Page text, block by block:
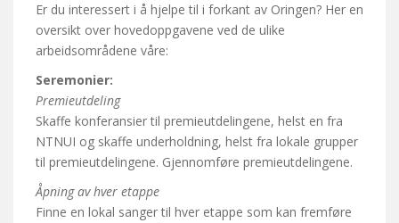
Er du interessert i å hjelpe til i forkant av Oringen? Her en
oversikt over hovedoppgavene ved de ulike
arbeidsområdene våre:
Seremonier:
Premieutdeling
Skaffe konferansier til premieutdelingene, helst en fra
NTNUI og skaffe underholdning, helst fra lokale grupper
til premieutdelingene. Gjennomføre premieutdelingene.
Åpning av hver etappe
Finne en lokal sanger til hver etappe som kan fremføre